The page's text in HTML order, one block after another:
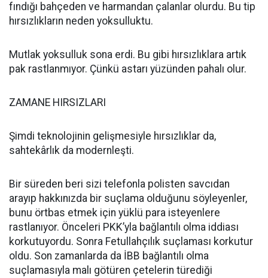
fındığı bahçeden ve harmandan çalanlar olurdu. Bu tip
hırsızlıkların neden yoksulluktu.
Mutlak yoksulluk sona erdi. Bu gibi hırsızlıklara artık
pak rastlanmıyor. Çünkü astarı yüzünden pahalı olur.
ZAMANE HIRSIZLARI
Şimdi teknolojinin gelişmesiyle hırsızlıklar da,
sahtekârlık da modernleşti.
Bir süreden beri sizi telefonla polisten savcıdan
arayıp hakkınızda bir suçlama olduğunu söyleyenler,
bunu örtbas etmek için yüklü para isteyenlere
rastlanıyor. Önceleri PKK’yla bağlantılı olma iddiası
korkutuyordu. Sonra Fetullahçılık suçlaması korkutur
oldu. Son zamanlarda da İBB bağlantılı olma
suçlamasıyla malı götüren çetelerin türediği